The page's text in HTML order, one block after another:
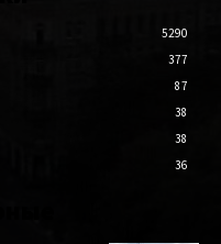
5290
377
87
38
38
36